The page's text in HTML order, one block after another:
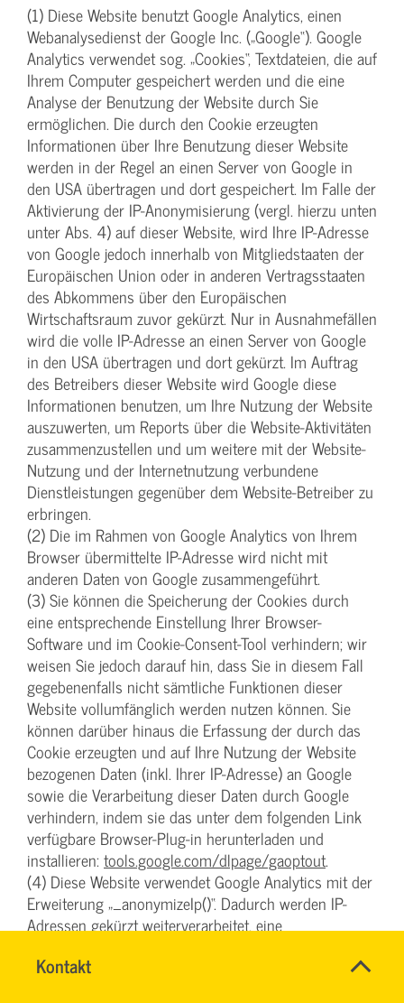
Kontakt
Name*
(1) Diese Website benutzt Google Analytics, einen
Webanalysedienst der Google Inc. („Google“). Google
Analytics verwendet sog. „Cookies“, Textdateien, die auf
Ihrem Computer gespeichert werden und die eine
Analyse der Benutzung der Website durch Sie
ermöglichen. Die durch den Cookie erzeugten
Informationen über Ihre Benutzung dieser Website
werden in der Regel an einen Server von Google in
den USA übertragen und dort gespeichert. Im Falle der
Aktivierung der IP-Anonymisierung (vergl. hierzu unten
unter Abs. 4) auf dieser Website, wird Ihre IP-Adresse
von Google jedoch innerhalb von Mitgliedstaaten der
Europäischen Union oder in anderen Vertragsstaaten
des Abkommens über den Europäischen
Wirtschaftsraum zuvor gekürzt. Nur in Ausnahmefällen
wird die volle IP-Adresse an einen Server von Google
in den USA übertragen und dort gekürzt. Im Auftrag
des Betreibers dieser Website wird Google diese
Informationen benutzen, um Ihre Nutzung der Website
auszuwerten, um Reports über die Website-Aktivitäten
zusammenzustellen und um weitere mit der Website-
Nutzung und der Internetnutzung verbundene
Dienstleistungen gegenüber dem Website-Betreiber zu
erbringen.
(2) Die im Rahmen von Google Analytics von Ihrem
Browser übermittelte IP-Adresse wird nicht mit
anderen Daten von Google zusammengeführt.
(3) Sie können die Speicherung der Cookies durch
eine entsprechende Einstellung Ihrer Browser-
Software und im Cookie-Consent-Tool verhindern; wir
weisen Sie jedoch darauf hin, dass Sie in diesem Fall
gegebenenfalls nicht sämtliche Funktionen dieser
Website vollumfänglich werden nutzen können. Sie
können darüber hinaus die Erfassung der durch das
Cookie erzeugten und auf Ihre Nutzung der Website
bezogenen Daten (inkl. Ihrer IP-Adresse) an Google
sowie die Verarbeitung dieser Daten durch Google
verhindern, indem sie das unter dem folgenden Link
verfügbare Browser-Plug-in herunterladen und
installieren: tools.google.com/dlpage/gaoptout.
(4) Diese Website verwendet Google Analytics mit der
Erweiterung „_anonymizeIp()“. Dadurch werden IP-
Adressen gekürzt weiterverarbeitet, eine
werden. Soweit den über Sie erhobenen Daten ein